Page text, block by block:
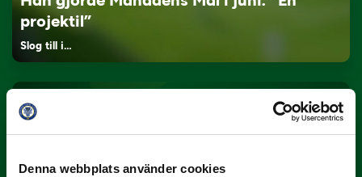
Denna webbplats använder cookies
projektil”
Slog till i…